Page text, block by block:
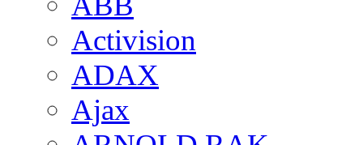
Activision
ADAX
Ajax